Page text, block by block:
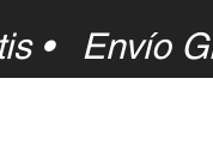
• Envío